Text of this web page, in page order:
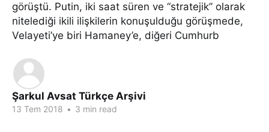
görüştü. Putin, iki saat süren ve “stratejik” olarak
nitelediği ikili ilişkilerin konuşulduğu görüşmede,
Velayeti’ye biri Hamaney’e, diğeri Cumhurb
Şarkul Avsat Türkçe Arşivi
13 Tem 2018 • 3 min read